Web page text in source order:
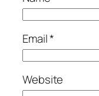
Email*
Website